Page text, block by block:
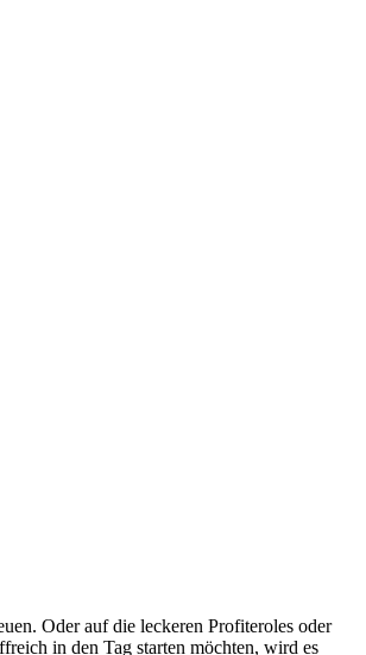
Oder auf die leckeren Profiteroles oder
in den Tag starten möchten, wird es